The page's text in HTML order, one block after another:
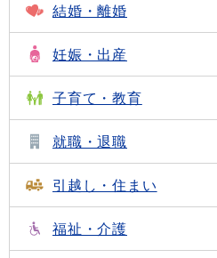
結婚・離婚
妊娠・出産
子育て・教育
就職・退職
引越し・住まい
福祉・介護